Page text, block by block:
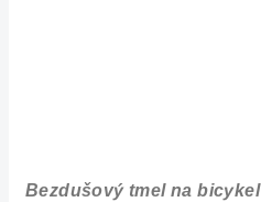
Bezdušový tmel na bicykel